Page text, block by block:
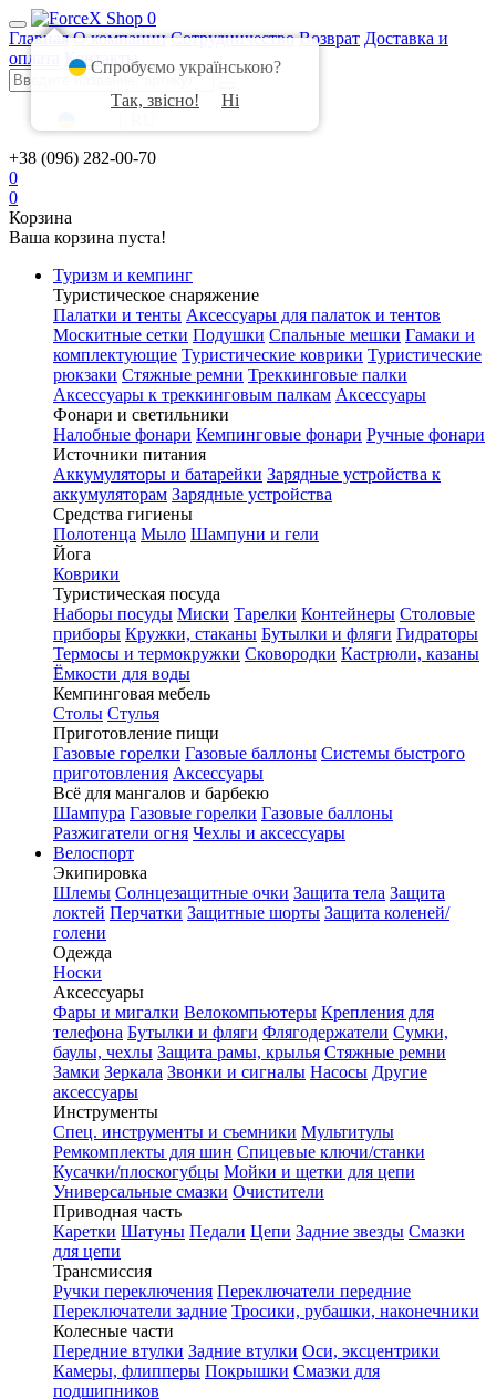
0
Главная О компании Сотрудничество Возврат Доставка и
оплата
Контакты
+38 (096) 282-00-70
0
0
Корзина
Ваша корзина пуста!
Туризм и кемпинг
Туристическое снаряжение
Палатки и тенты Аксессуары для палаток и тентов
Москитные сетки Подушки Спальные мешки Гамаки и
комплектующие Туристические коврики Туристические
рюкзаки Стяжные ремни Треккинговые палки
Аксессуары к треккинговым палкам Аксессуары
Фонари и светильники
Налобные фонари Кемпинговые фонари Ручные фонари
Источники питания
Аккумуляторы и батарейки Зарядные устройства к
аккумуляторам Зарядные устройства
Средства гигиены
Полотенца Мыло Шампуни и гели
Йога
Коврики
Туристическая посуда
Наборы посуды Миски Тарелки Контейнеры Столовые
приборы Кружки, стаканы Бутылки и фляги Гидраторы
Термосы и термокружки Сковородки Кастрюли, казаны
Ёмкости для воды
Кемпинговая мебель
Столы Стулья
Приготовление пищи
Газовые горелки Газовые баллоны Системы быстрого
приготовления Аксессуары
Всё для мангалов и барбекю
Шампура Газовые горелки Газовые баллоны
Разжигатели огня Чехлы и аксессуары
Велоспорт
Экипировка
Шлемы Солнцезащитные очки Защита тела Защита
локтей Перчатки Защитные шорты Защита коленей/
голени
Одежда
Носки
Аксессуары
Фары и мигалки Велокомпьютеры Крепления для
телефона Бутылки и фляги Флягодержатели Сумки,
баулы, чехлы Защита рамы, крылья Стяжные ремни
Замки Зеркала Звонки и сигналы Насосы Другие
аксессуары
Инструменты
Спец. инструменты и съемники Мультитулы
Ремкомплекты для шин Спицевые ключи/станки
Кусачки/плоскогубцы Мойки и щетки для цепи
Универсальные смазки Очистители
Приводная часть
Каретки Шатуны Педали Цепи Задние звезды Смазки
для цепи
Трансмиссия
Ручки переключения Переключатели передние
Переключатели задние Тросики, рубашки, наконечники
Колесные части
Передние втулки Задние втулки Оси, эксцентрики
Камеры, флипперы Покрышки Смазки для
подшипников
Спробуємо українською?
Так, звісно!
Ні